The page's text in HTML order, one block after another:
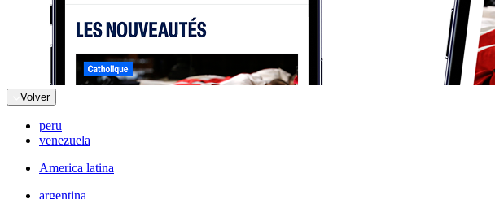
Volver
peru
venezuela
America latina
argentina